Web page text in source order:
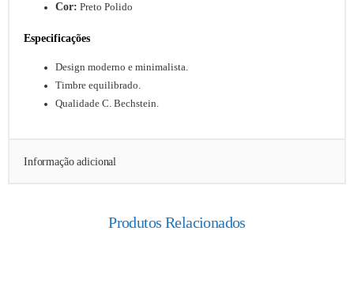
Cor: Preto Polido
Especificações
Design moderno e minimalista.
Timbre equilibrado.
Qualidade C. Bechstein.
Informação adicional
Produtos Relacionados